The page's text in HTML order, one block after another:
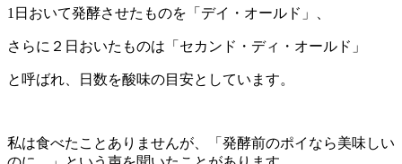
1 日おいて発酵させたものを「デイ・オールド」、
さらに２日おいたものは「セカンド・ディ・オールド」
と呼ばれ、日数を酸味の目安としています。
私は食べたことありませんが、「発酵前のポイなら美味しい